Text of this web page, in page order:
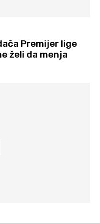
Premijer lige
želi da menja